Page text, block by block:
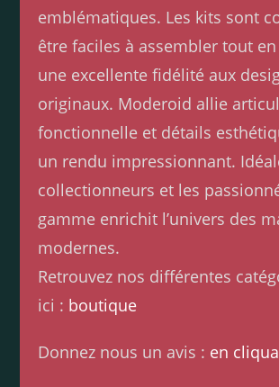
emblématiques. Les kits sont
être faciles à assembler tout
une excellente fidélité aux
originaux. Moderoid allie
fonctionnelle et détails
un rendu impressionnant.
collectionneurs et les
gamme enrichit l’univers des
modernes.
Retrouvez nos différentes
ici : boutique
Donnez nous un avis : en